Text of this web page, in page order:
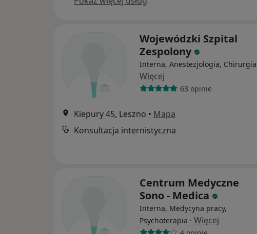
Wojewódzki Szpital
Zespolony
Interna, Anestezjologia, Chirurgia
Więcej
63 opinie
Kiepury 45, Leszno • Mapa
Konsultacja internistyczna
Centrum Medyczne
Sono - Medica
Interna, Medycyna pracy,
Psychoterapia · Więcej